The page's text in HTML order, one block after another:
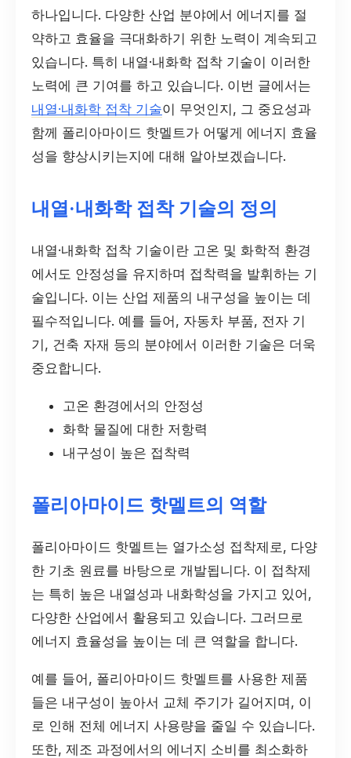
하나입니다. 다양한 산업 분야에서 에너지를 절
약하고 효율을 극대화하기 위한 노력이 계속되고
있습니다. 특히 내열·내화학 접착 기술이 이러한
노력에 큰 기여를 하고 있습니다. 이번 글에서는
내열·내화학 접착 기술이 무엇인지, 그 중요성과
함께 폴리아마이드 핫멜트가 어떻게 에너지 효율
성을 향상시키는지에 대해 알아보겠습니다.
내열·내화학 접착 기술의 정의
내열·내화학 접착 기술이란 고온 및 화학적 환경
에서도 안정성을 유지하며 접착력을 발휘하는 기
술입니다. 이는 산업 제품의 내구성을 높이는 데
필수적입니다. 예를 들어, 자동차 부품, 전자 기
기, 건축 자재 등의 분야에서 이러한 기술은 더욱
중요합니다.
고온 환경에서의 안정성
화학 물질에 대한 저항력
내구성이 높은 접착력
폴리아마이드 핫멜트의 역할
폴리아마이드 핫멜트는 열가소성 접착제로, 다양
한 기초 원료를 바탕으로 개발됩니다. 이 접착제
는 특히 높은 내열성과 내화학성을 가지고 있어,
다양한 산업에서 활용되고 있습니다. 그러므로
에너지 효율성을 높이는 데 큰 역할을 합니다.
예를 들어, 폴리아마이드 핫멜트를 사용한 제품
들은 내구성이 높아서 교체 주기가 길어지며, 이
로 인해 전체 에너지 사용량을 줄일 수 있습니다.
또한, 제조 과정에서의 에너지 소비를 최소화하